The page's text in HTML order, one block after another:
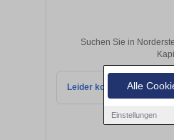
Alle
Einstellungen
Suchen Sie in
Leider konnten wir